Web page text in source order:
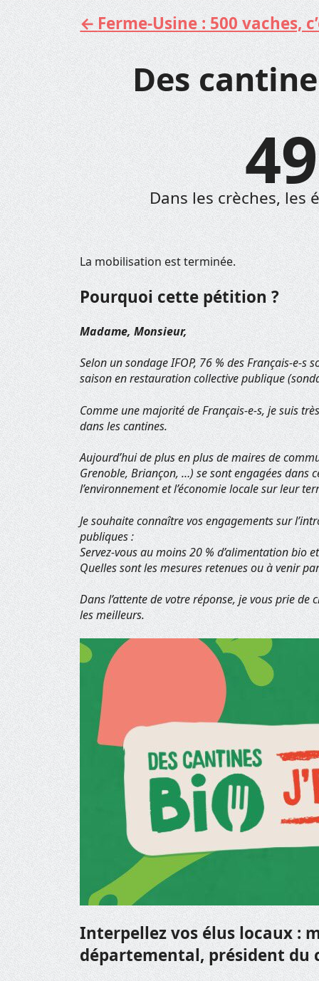
Aller
au
contenu
Ferme-Usine : 500 vaches,
Des
Dans les crèches, les
La mobilisation est terminée.
Pourquoi cette pétition ?
Madame, Monsieur,
Selon un sondage IFOP, 76 % des Français-e-s
saison en restauration collective publique
Comme une majorité de Français-e-s, je suis
dans les cantines.
Aujourd’hui de plus en plus de maires de
Grenoble, Briançon, …) se sont engagées dans
l’environnement et l’économie locale sur leur
Je souhaite connaître vos engagements sur
publiques :
Servez-vous au moins 20 % d’alimentation bio
Quelles sont les mesures retenues ou à venir
Dans l’attente de votre réponse, je vous prie de
les meilleurs.
Interpellez vos élus locaux :
départemental, président du